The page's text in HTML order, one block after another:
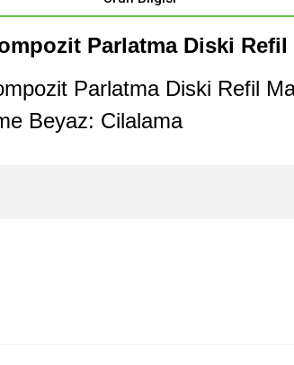
Parlatma Diski Refil
Parlatma Diski Refil
Beyaz: Cilalama